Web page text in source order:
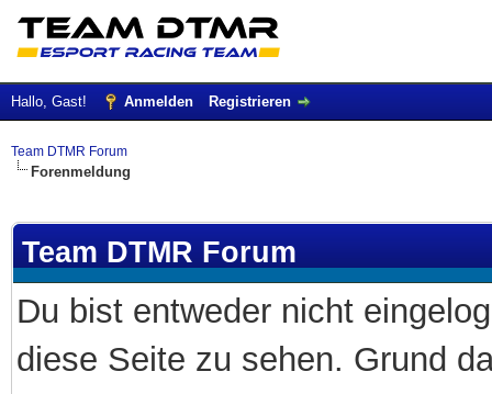
Hallo, Gast! Anmelden Registrieren
Team DTMR Forum
Forenmeldung
Team DTMR Forum
Du bist entweder nicht
diese Seite zu sehen. Grund